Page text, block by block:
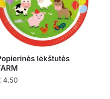
lėkštutės
4.50